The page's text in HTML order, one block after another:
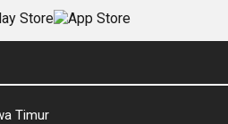
Timur